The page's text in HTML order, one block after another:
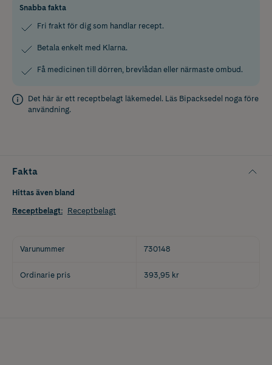
Snabba fakta
Fri frakt för dig som handlar recept.
Betala enkelt med Klarna.
Få medicinen till dörren, brevlådan eller närmaste ombud.
Det här är ett receptbelagt läkemedel. Läs Bipacksedel noga före
användning.
Fakta
Hittas även bland
Receptbelagt: Receptbelagt
Varunummer 730148
Ordinarie pris 393,95 kr